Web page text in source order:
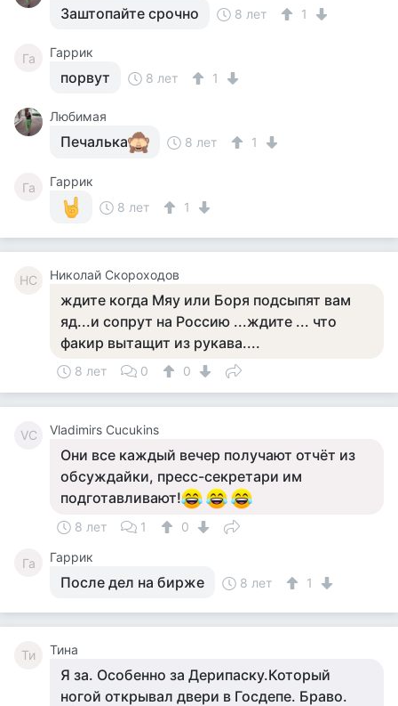
Заштопайте срочно 8 лет 1
Га Гаррик
порвут 8 лет 1
Любимая
Печалька 8 лет 1
Га
Гаррик
8 лет
1
НС Николай Скороходов
ждите когда Мяу или Боря подсыпят вам
яд...и сопрут на Россию ...ждите ... что
факир вытащит из рукава....
8 лет 0 0
VC Vladimirs Cucukins
Они все каждый вечер получают отчёт из
обсуждайки, пресс-секретари им
подготавливают!
8 лет 1 0
Га Гаррик
После дел на бирже 8 лет 1
Ти Тина
Я за. Особенно за Дерипаску.Который
ногой открывал двери в Госдепе. Браво.